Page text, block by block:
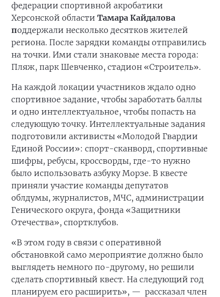
федерации спортивной акробатики
Херсонской области Тамара Кайдалова
поддержали несколько десятков жителей
региона. После зарядки команды отправились
на точки. Ими стали знаковые места города:
Пляж, парк Шевченко, стадион «Строитель».
На каждой локации участников ждало одно
спортивное задание, чтобы заработать баллы
и одно интеллектуальное, чтобы попасть на
следующую точку. Интеллектуальные задания
подготовили активисты «Молодой Гвардии
Единой России»: спорт-сканворд, спортивные
шифры, ребусы, кроссворды, где-то нужно
было использовать азбуку Морзе. В квесте
приняли участие команды депутатов
облдумы, журналистов, МЧС, администрации
Генического округа, фонда «Защитники
Отечества», спортклубов.
«В этом году в связи с оперативной
обстановкой само мероприятие должно было
выглядеть немного по-другому, но решили
сделать спортивный квест. На следующий год
планируем его расширить», — рассказал член